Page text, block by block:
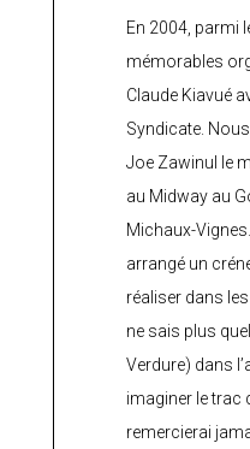
En 2004, parmi
mémorables
Claude Kiavué
Syndicate.
Joe Zawinul le
au Midway au
Michaux-
arrangé un
réaliser dans
ne sais plus
Verdure) dans
imaginer le trac
remercierai